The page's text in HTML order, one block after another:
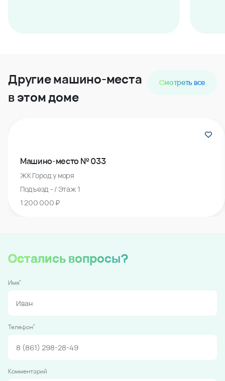
Другие машино-места
в этом доме
Смотреть все
Машино-место № 033
ЖК Город у моря
Подъезд - / Этаж 1
1 200 000 ₽
Остались вопросы?
Имя*
Телефон*
Комментарий